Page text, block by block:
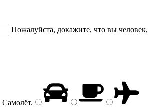
Пожалуйста, докажите, что вы человек,
Самолёт.